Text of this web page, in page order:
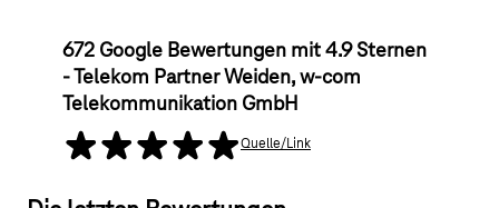
672 Google Bewertungen mit 4.9 Sternen
- Telekom Partner Weiden, w-com
Telekommunikation GmbH
5 selected Stars Quelle/Link